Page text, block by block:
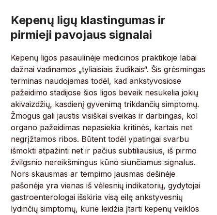
Kepenų ligų klastingumas ir
pirmieji pavojaus signalai
Kepenų ligos pasaulinėje medicinos praktikoje labai
dažnai vadinamos „tyliaisiais žudikais“. Šis grėsmingas
terminas naudojamas todėl, kad ankstyvosiose
pažeidimo stadijose šios ligos beveik nesukelia jokių
akivaizdžių, kasdienį gyvenimą trikdančių simptomų.
Žmogus gali jaustis visiškai sveikas ir darbingas, kol
organo pažeidimas nepasiekia kritinės, kartais net
negrįžtamos ribos. Būtent todėl ypatingai svarbu
išmokti atpažinti net ir pačius subtiliausius, iš pirmo
žvilgsnio nereikšmingus kūno siunčiamus signalus.
Nors skausmas ar tempimo jausmas dešinėje
pašonėje yra vienas iš vėlesnių indikatorių, gydytojai
gastroenterologai išskiria visą eilę ankstyvesnių
lydinčių simptomų, kurie leidžia įtarti kepenų veiklos